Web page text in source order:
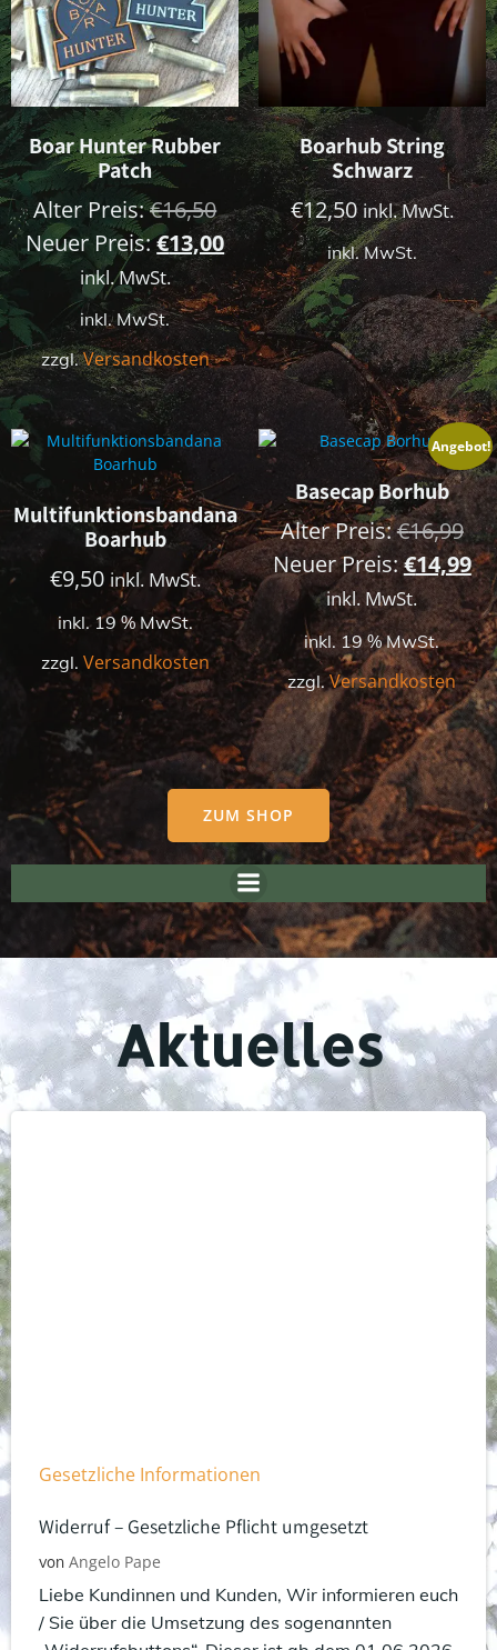
Boar Hunter Rubber
Patch
Alter Preis:€16,50Ursprünglicher
Preis
war:
€16,50
Neuer Preis:€13,00Aktueller
Preis
ist:
€13,00.
inkl. MwSt.
inkl. MwSt.
zzgl.Versandkosten
Boarhub String
Schwarz
€12,50 inkl. MwSt.
inkl. MwSt.
Multifunktionsbandana
Boarhub
€9,50 inkl. MwSt.
inkl. 19 % MwSt.
zzgl. Versandkosten
Angebot!
Basecap Borhub
Alter Preis:€16,99
Neuer Preis:€14,99
inkl. MwSt.
inkl. 19 % MwSt.
zzgl.Versandkosten
ZUM SHOP
Aktuelles
Gesetzliche Informationen
Widerruf – Gesetzliche Pflicht umgesetzt
von Angelo Pape
Liebe Kundinnen und Kunden, Wir informieren euch
/ Sie über die Umsetzung des sogenannten